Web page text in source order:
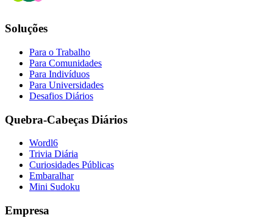
Soluções
Para o Trabalho
Para Comunidades
Para Indivíduos
Para Universidades
Desafios Diários
Quebra-Cabeças Diários
Wordl6
Trivia Diária
Curiosidades Públicas
Embaralhar
Mini Sudoku
Empresa